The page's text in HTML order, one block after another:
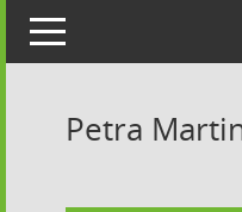
Toggle navigation
Petra